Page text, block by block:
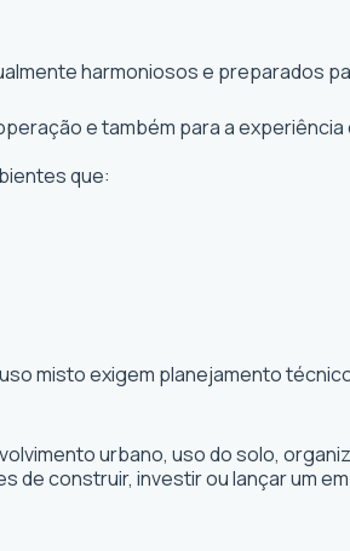
harmoniosos e preparados
e também para a experiência
que:
misto exigem planejamento
urbano, uso do solo,
construir, investir ou lançar um